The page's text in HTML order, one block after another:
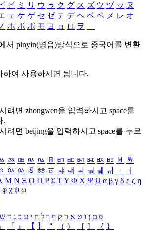
ピ ミ リ ウ ゥ ク グ ス ズ ツ ヅ ッ ヌ
ェ ケ ゲ セ ゼ テ デ ヘ ベ ペ メ レ オ
ホ ボ ポ モ ヨ ョ ロ ヲ ―
서 pinyin(병음)방식으로 중국어를 변환
하여 사용하시면 됩니다.
려면 zhongwen을 입력하시고 space를
.
려면 beijing을 입력하시고 space를 누르
ㅭ ㅮ ㅯ ㅰ ㅱ ㅲ ㅳ ㅴ ㅵ ㅶ ㅷ ㅸ
ㅹ
ㆁ ㆂ ㆃ ㆄ ㆅ ㆆ ㆇ ㆈ ㆉ ㆊ ㆋ ㆌ ㆍ
ㆎ
Μ Ν Ξ Ο Π Ρ Σ ΤΥ Φ Χ Ψ Ω α β γ δ ε ζ η
φ χ ψ ω
פ ם ן ו ט א ר ק ף ך ל ח י ע כ ג ד ש
」 『 』 【 】 ＂ （ ） ［ ］ ｛ ｝